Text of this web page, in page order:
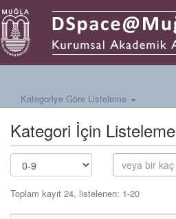
Kategoriye Göre Listeleme
Kategori İçin Listeleme
Toplam kayıt 24, listelenen: 1-20